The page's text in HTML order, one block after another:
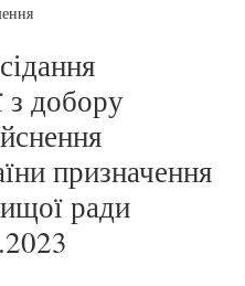
з добору
призначення
ради